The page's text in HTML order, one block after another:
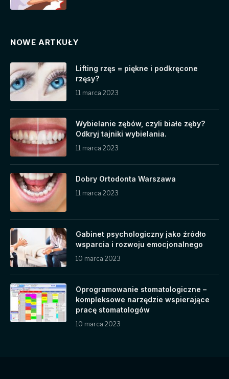
NOWE ARTKUŁY
Lifting rzęs = piękne i podkręcone
rzęsy?
11 marca 2023
Wybielanie zębów, czyli białe zęby?
Odkryj tajniki wybielania.
11 marca 2023
Dobry Ortodonta Warszawa
11 marca 2023
Gabinet psychologiczny jako źródło
wsparcia i rozwoju emocjonalnego
10 marca 2023
Oprogramowanie stomatologiczne –
kompleksowe narzędzie wspierające
pracę stomatologów
10 marca 2023